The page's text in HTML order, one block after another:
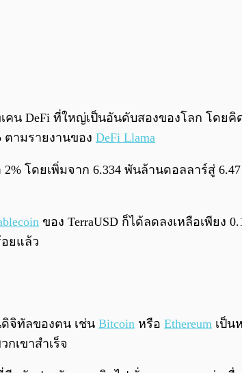
น DeFi ที่ใหญ่เป็นอันดับสองของโลก โดย
ตามรายงานของ DeFi Llama
โดยเพิ่มจาก 6.334 พันล้านดอลลาร์สู่
ของ TerraUSD ก็ได้ลดลงเหลือเพีย
ยแล้ว
จิทัลของตน เช่น Bitcoin หรือ Ethereum เป็น
เขาสำเร็จ